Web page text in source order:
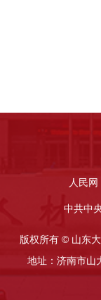
人民网
中共中
版权所有 © 山东
地址：济南市山